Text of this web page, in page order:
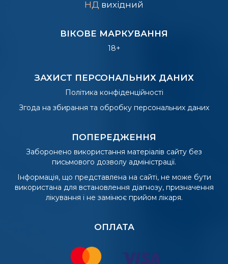
НД вихідний
ВІКОВЕ МАРКУВАННЯ
18+
ЗАХИСТ ПЕРСОНАЛЬНИХ ДАНИХ
Політика конфіденційності
Згода на збирання та обробку персональних даних
ПОПЕРЕДЖЕННЯ
Заборонено використання матеріалів сайту без
письмового дозволу адміністрації.
Інформація, що представлена на сайті, не може бути
використана для встановлення діагнозу, призначення
лікування і не замінює прийом лікаря.
ОПЛАТА